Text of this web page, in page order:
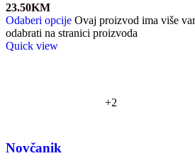
23.50KM
Odaberi opcije Ovaj proizvod ima više
odabrati na stranici proizvoda
Quick view
+2
Novčanik